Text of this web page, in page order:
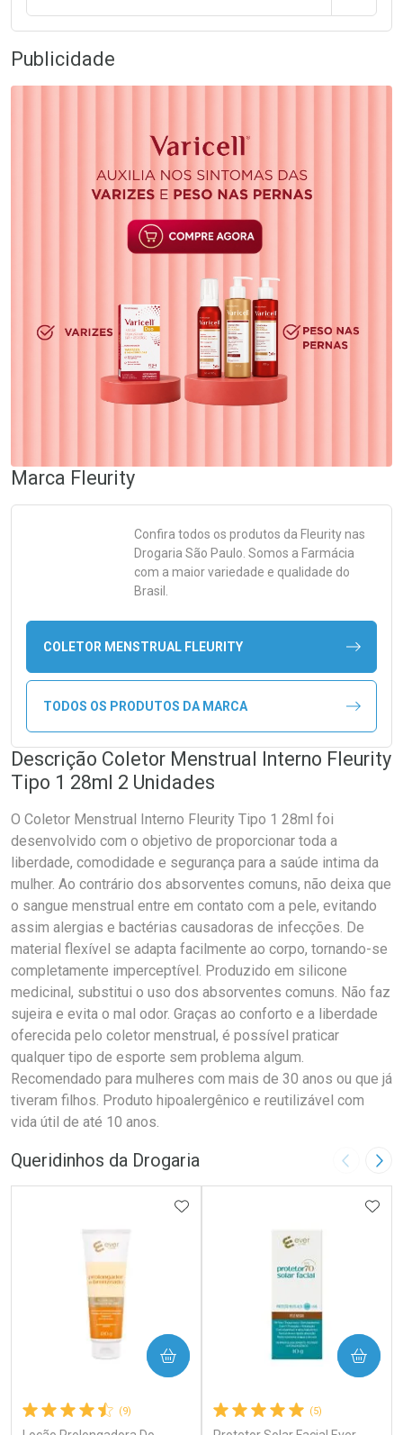
Publicidade
Marca Fleurity
Confira todos os produtos da Fleuritynas
Drogaria São Paulo. Somos a Farmácia
com a maior variedade e qualidade do
Brasil.
COLETOR MENSTRUAL FLEURITY
TODOS OS PRODUTOS DA MARCA
Descrição Coletor Menstrual Interno Fleurity
Tipo 1 28ml 2 Unidades
O Coletor Menstrual Interno Fleurity Tipo 1 28ml foi
desenvolvido com o objetivo de proporcionar toda a
liberdade, comodidade e segurança para a saúde intima da
mulher. Ao contrário dos absorventes comuns, não deixa que
o sangue menstrual entre em contato com a pele, evitando
assim alergias e bactérias causadoras de infecções. De
material flexível se adapta facilmente ao corpo, tornando-se
completamente imperceptível. Produzido em silicone
medicinal, substitui o uso dos absorventes comuns. Não faz
sujeira e evita o mal odor. Graças ao conforto e a liberdade
oferecida pelo coletor menstrual, é possível praticar
qualquer tipo de esporte sem problema algum.
Recomendado para mulheres com mais de 30 anos ou que já
tiveram filhos. Produto hipoalergênico e reutilizável com
vida útil de até 10 anos.
Queridinhos da Drogaria Imagem
(9)
ADICIONAR AOS FAVORITOS
COMPRAR
(5)
COMPRAR